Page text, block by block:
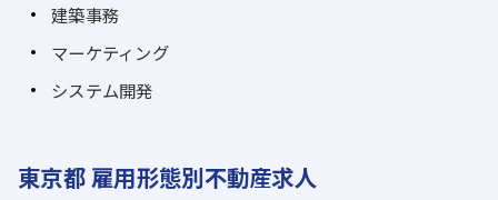
建築事務
マーケティング
システム開発
東京都 雇用形態別不動産求人